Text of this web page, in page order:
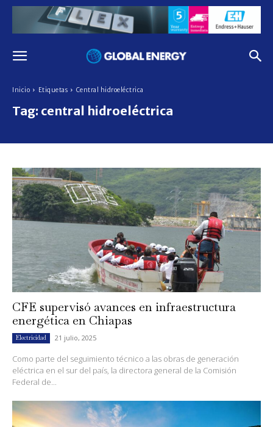
Inicio Etiquetas Central hidroeléctrica
Tag: central hidroeléctrica
CFE supervisó avances en infraestructura
energética en Chiapas
Electricidad 21 julio, 2025
Como parte del seguimiento técnico a las obras de generación
eléctrica en el sur del país, la directora general de la Comisión
Federal de...